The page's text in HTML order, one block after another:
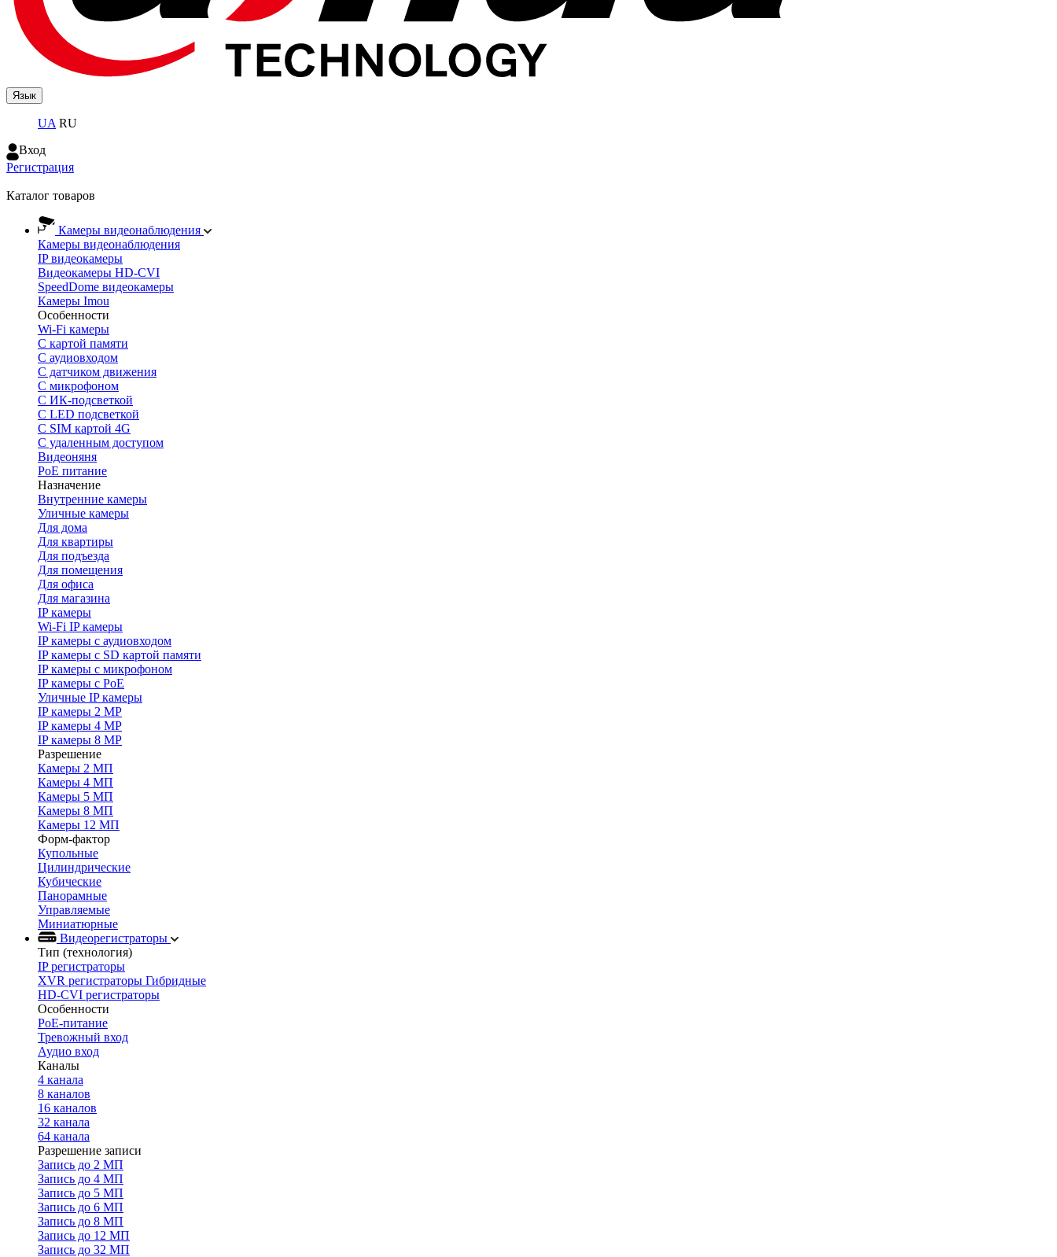
Язык
UA RU
Вход
Регистрация
Каталог товаров
Камеры видеонаблюдения
Камеры видеонаблюдения
IP видеокамеры
Видеокамеры HD-CVI
SpeedDome видеокамеры
Камеры Imou
Особенности
Wi-Fi камеры
С картой памяти
С аудиовходом
С датчиком движения
С микрофоном
С ИК-подсветкой
С LED подсветкой
C SIM картой 4G
C удаленным доступом
Видеоняня
PoE питание
Назначение
Внутренние камеры
Уличные камеры
Для дома
Для квартиры
Для подъезда
Для помещения
Для офиса
Для магазина
IP камеры
Wi-Fi IP камеры
IP камеры с аудиовходом
IP камеры с SD картой памяти
IP камеры с микрофоном
IP камеры с PoE
Уличные IP камеры
IP камеры 2 MP
IP камеры 4 MP
IP камеры 8 MP
Разрешение
Камеры 2 МП
Камеры 4 МП
Камеры 5 МП
Камеры 8 МП
Камеры 12 МП
Форм-фактор
Купольные
Цилиндрические
Кубические
Панорамные
Управляемые
Миниатюрные
Видеорегистраторы
Тип (технология)
IP регистраторы
XVR регистраторы Гибридные
HD-CVI регистраторы
Особенности
PoE-питание
Тревожный вход
Аудио вход
Каналы
4 канала
8 каналов
16 каналов
32 канала
64 канала
Разрешение записи
Запись до 2 МП
Запись до 4 МП
Запись до 5 МП
Запись до 6 МП
Запись до 8 МП
Запись до 12 МП
Запись до 32 МП